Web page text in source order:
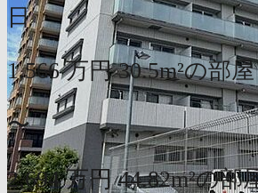
日
1,566 万円 30.5m²の部屋
〜
2,694 万円 44.82m²の部